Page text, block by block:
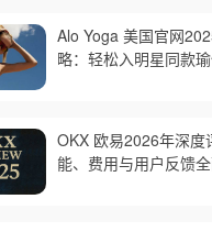
Alo Yoga 美国官网
略：轻松入明星同款
OKX 欧易2026年深度
能、费用与用户反馈